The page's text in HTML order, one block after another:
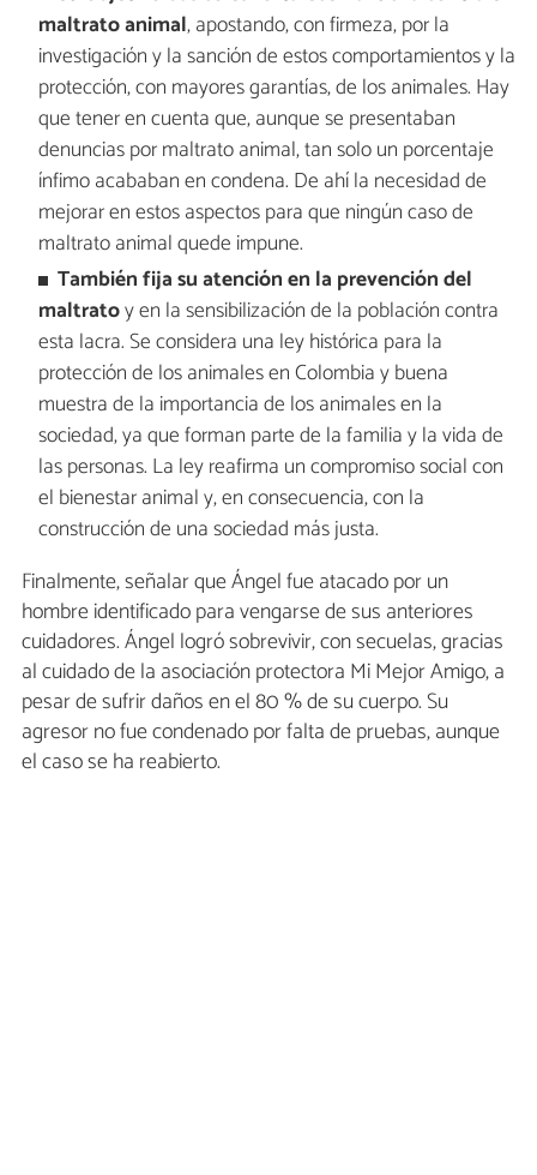
maltrato animal, apostando, con firmeza, por la
investigación y la sanción de estos comportamientos y la
protección, con mayores garantías, de los animales. Hay
que tener en cuenta que, aunque se presentaban
denuncias por maltrato animal, tan solo un porcentaje
ínfimo acababan en condena. De ahí la necesidad de
mejorar en estos aspectos para que ningún caso de
maltrato animal quede impune.
También fija su atención en la prevención del
maltratoy en la sensibilización de la población contra
esta lacra. Se considera una ley histórica para la
protección de los animales en Colombia y buena
muestra de la importancia de los animales en la
sociedad, ya que forman parte de la familia y la vida de
las personas. La ley reafirma un compromiso social con
el bienestar animal y, en consecuencia, con la
construcción de una sociedad más justa.
Finalmente, señalar que Ángel fue atacado por un
hombre identificado para vengarse de sus anteriores
cuidadores. Ángel logró sobrevivir, con secuelas, gracias
al cuidado de la asociación protectora Mi Mejor Amigo, a
pesar de sufrir daños en el 80 % de su cuerpo. Su
agresor no fue condenado por falta de pruebas, aunque
el caso se ha reabierto.